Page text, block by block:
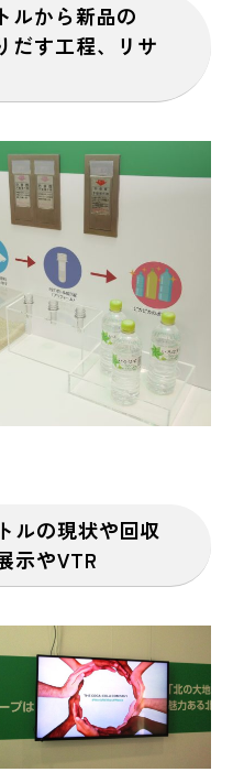
ルから新品の
だす工程、リサ
ルの現状や回収
示やVTR